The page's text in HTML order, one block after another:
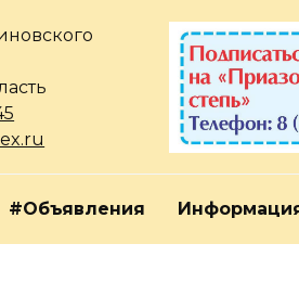
#Объявления